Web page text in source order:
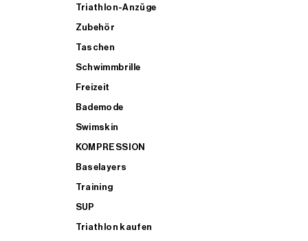
Triathlon-Anzüge
Zubehör
Taschen
Schwimmbrille
Freizeit
Bademode
Swimskin
KOMPRESSION
Baselayers
Training
SUP
Triathlon kaufen